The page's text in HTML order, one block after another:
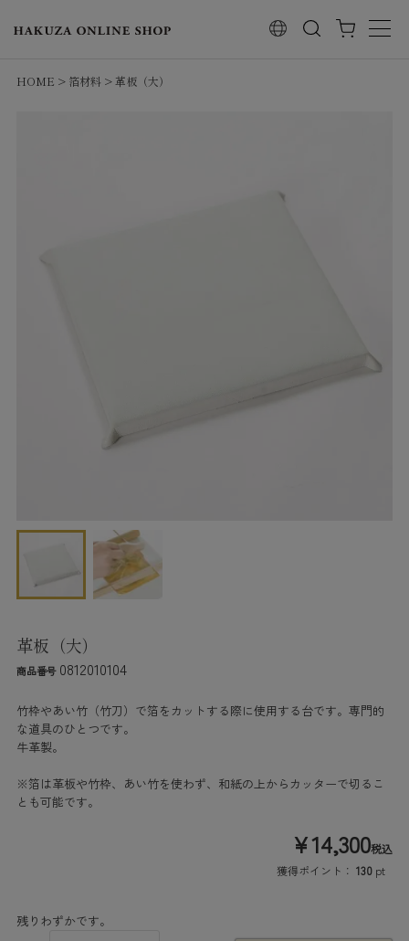
検索
HOME 箔材料 革板（大）
革板（大）
商品番号 0812010104
竹枠やあい竹（竹刀）で箔をカットする際に使用する台です。専門的
な道具のひとつです。
牛革製。
※箔は革板や竹枠、あい竹を使わず、和紙の上からカッターで切るこ
とも可能です。
¥14,300税込
獲得ポイント： 130 pt
残りわずかです。